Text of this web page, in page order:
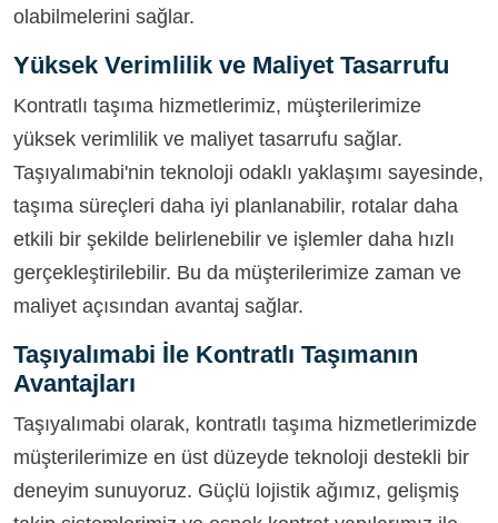
olabilmelerini sağlar.
Yüksek Verimlilik ve Maliyet Tasarrufu
Kontratlı taşıma hizmetlerimiz, müşterilerimize
yüksek verimlilik ve maliyet tasarrufu sağlar.
Taşıyalımabi'nin teknoloji odaklı yaklaşımı sayesinde,
taşıma süreçleri daha iyi planlanabilir, rotalar daha
etkili bir şekilde belirlenebilir ve işlemler daha hızlı
gerçekleştirilebilir. Bu da müşterilerimize zaman ve
maliyet açısından avantaj sağlar.
Taşıyalımabi İle Kontratlı Taşımanın
Avantajları
Taşıyalımabi olarak, kontratlı taşıma hizmetlerimizde
müşterilerimize en üst düzeyde teknoloji destekli bir
deneyim sunuyoruz. Güçlü lojistik ağımız, gelişmiş